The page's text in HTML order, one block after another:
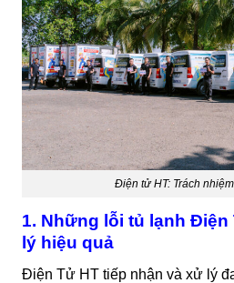
Điện tử HT: Trách
1. Những lỗi tủ lạnh
lý hiệu quả
Điện Tử HT tiếp nhận và xử lý